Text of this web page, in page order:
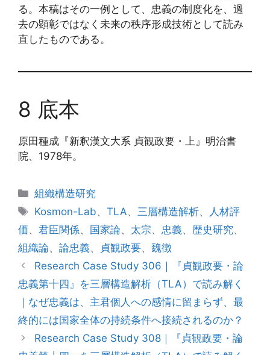
る。本稿はその一例として、忠義の制度化を、過
去の顕彰ではなく未来の秩序形成技術として読み
直したものである。
8 底本
原田種成『新釈漢文大系 貞観政要・上』明治書
院、1978年。
カ
テ
リ
ー
組織構造研究
タ
グ
Kosmon-Lab、TLA、 三層構造解析、
人材評
価、 君臣関係、 国家論、 太宗、 忠義、 歴史研究、
組織論、 論忠義、 貞観政要、 魏徴
Research Case Study 306｜『貞観政要・論
忠義第十四』を三層構造解析（TLA）で読み解く
｜なぜ忠義は、主君個人への感情に留まらず、最
終的には国家全体の持続条件へ接続されるのか？
Research Case Study 308｜『貞観政要・論